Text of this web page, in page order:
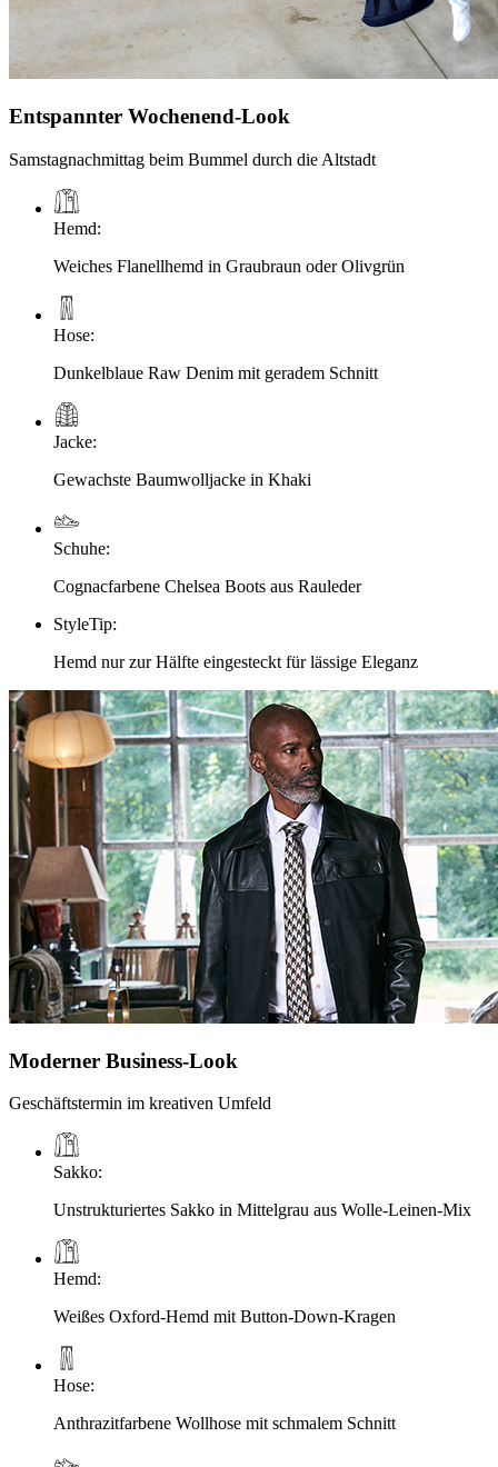
Entspannter Wochenend-Look
Samstagnachmittag beim Bummel durch die Altstadt
Hemd:
Weiches Flanellhemd in Graubraun oder Olivgrün
Hose:
Dunkelblaue Raw Denim mit geradem Schnitt
Jacke:
Gewachste Baumwolljacke in Khaki
Schuhe:
Cognacfarbene Chelsea Boots aus Rauleder
StyleTip:
Hemd nur zur Hälfte eingesteckt für lässige Eleganz
Moderner Business-Look
Geschäftstermin im kreativen Umfeld
Sakko:
Unstrukturiertes Sakko in Mittelgrau aus Wolle-Leinen-Mix
Hemd:
Weißes Oxford-Hemd mit Button-Down-Kragen
Hose:
Anthrazitfarbene Wollhose mit schmalem Schnitt